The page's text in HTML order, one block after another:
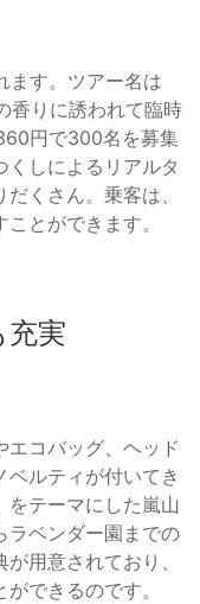
ます。ツアー名は
香りに誘われて臨時
円で300名を募集
しによるリアルタ
くさん。乗客は、
とができます。
実
エコバッグ、ヘッド
ルティが付いてき
をテーマにした嵐山
ラベンダー園までの
用意されており、
できるのです。